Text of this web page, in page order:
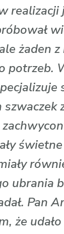
żaden
potrzeb.
ubrania
Pan
że